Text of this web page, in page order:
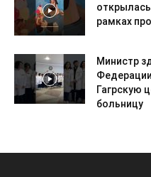
рамках
Министр
Гагрскую
больницу